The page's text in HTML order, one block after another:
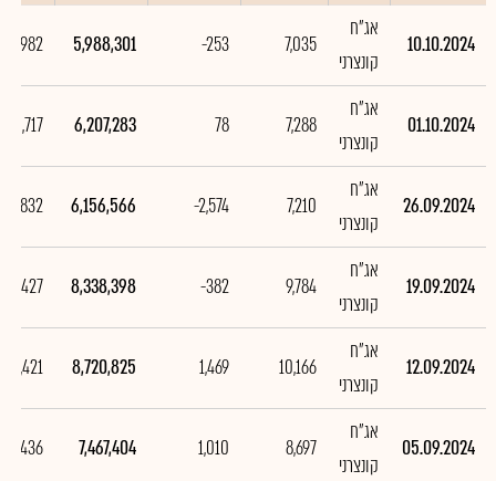
10.10.2024
אג"ח
קונצרני
7,035
-253
5,988,301
01.10.2024
אג"ח
קונצרני
7,288
78
6,207,283
50,717
26.09.2024
אג"ח
קונצרני
7,210
-2,574
6,156,566
19.09.2024
אג"ח
קונצרני
9,784
-382
8,338,398
12.09.2024
אג"ח
קונצרני
10,166
1,469
8,720,825
05.09.2024
אג"ח
קונצרני
8,697
1,010
7,467,404